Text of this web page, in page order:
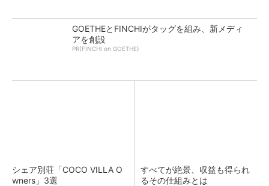
GOETHEとFINCHIがタッグを組み、新メディ
アを創設
PR(FINCHI on GOETHE)
シェア別荘「COCO VILLA O
wners」3選
すべてが絶景、収益も得られ
るその仕組みとは